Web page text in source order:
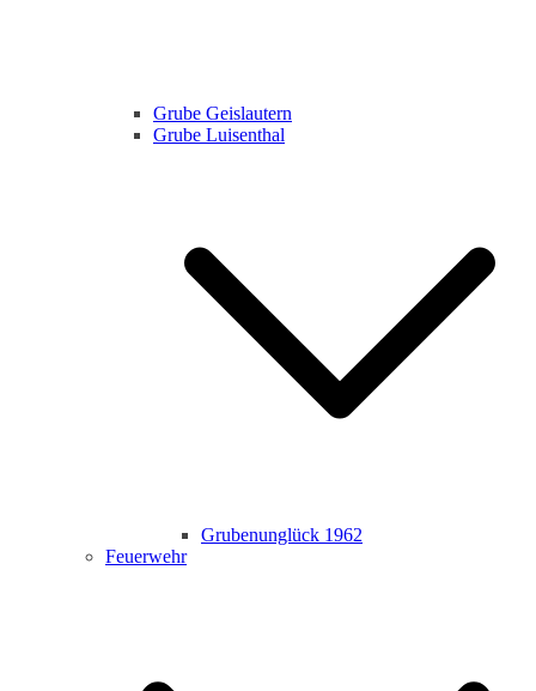
Grube Geislautern
Grube Luisenthal
Grubenunglück 1962
Feuerwehr